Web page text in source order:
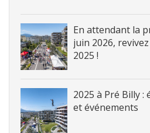
En attendant la
juin 2026,
2025 !
2025 à Pré Billy
et événements